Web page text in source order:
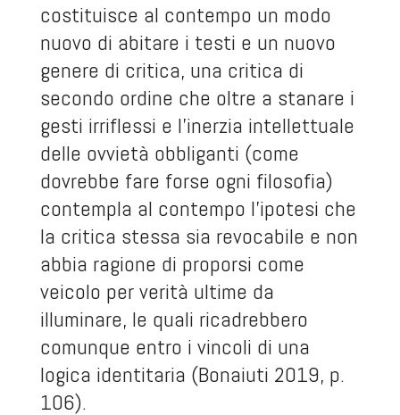
costituisce al contempo un modo
nuovo di abitare i testi e un nuovo
genere di critica, una critica di
secondo ordine che oltre a stanare i
gesti irriflessi e l’inerzia intellettuale
delle ovvietà obbliganti (come
dovrebbe fare forse ogni filosofia)
contempla al contempo l’ipotesi che
la critica stessa sia revocabile e non
abbia ragione di proporsi come
veicolo per verità ultime da
illuminare, le quali ricadrebbero
comunque entro i vincoli di una
logica identitaria (Bonaiuti 2019, p.
106).